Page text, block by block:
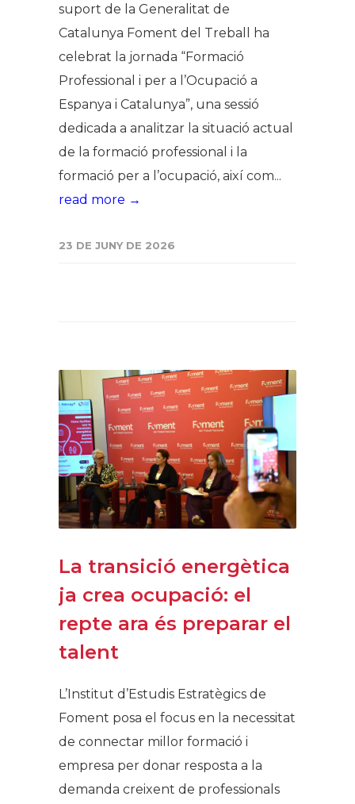
suport de la Generalitat de
Catalunya Foment del Treball ha
celebrat la jornada “Formació
Professional i per a l’Ocupació a
Espanya i Catalunya”, una sessió
dedicada a analitzar la situació actual
de la formació professional i la
formació per a l’ocupació, així com...
read more →
23 DE JUNY DE 2026
La transició energètica
ja crea ocupació: el
repte ara és preparar el
talent
L’Institut d’Estudis Estratègics de
Foment posa el focus en la necessitat
de connectar millor formació i
empresa per donar resposta a la
demanda creixent de professionals